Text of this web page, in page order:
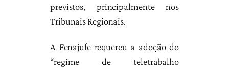
previstos, principalmente nos
Tribunais Regionais.
A Fenajufe requereu a adoção do
“regime de teletrabalho